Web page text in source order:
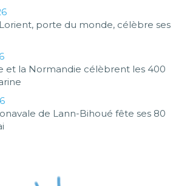
Lorient, porte du monde, célèbre ses
et la Normandie célèbrent les 400
de Lann-Bihoué fête ses 80